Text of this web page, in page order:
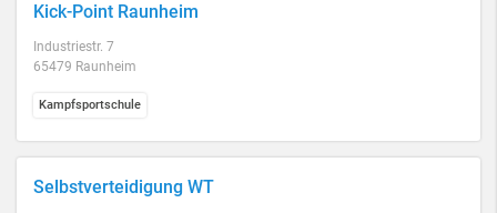
Kick-Point Raunheim
Industriestr. 7
65479 Raunheim
Kampfsportschule
Selbstverteidigung WT